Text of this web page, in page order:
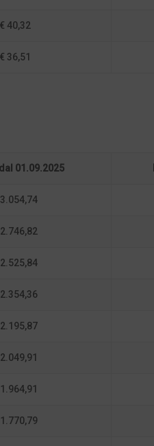
€ 40,32
€ 36,51
01.09.2025